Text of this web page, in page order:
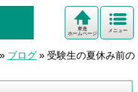
メニュー
東進
ホームページ
» ブログ » 受験生の夏休み前の